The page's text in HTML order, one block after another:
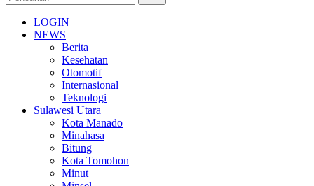
LOGIN
NEWS
Berita
Kesehatan
Otomotif
Internasional
Teknologi
Sulawesi Utara
Kota Manado
Minahasa
Bitung
Kota Tomohon
Minut